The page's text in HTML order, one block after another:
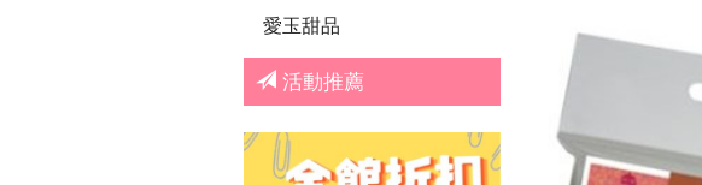
愛玉甜品
活動推薦